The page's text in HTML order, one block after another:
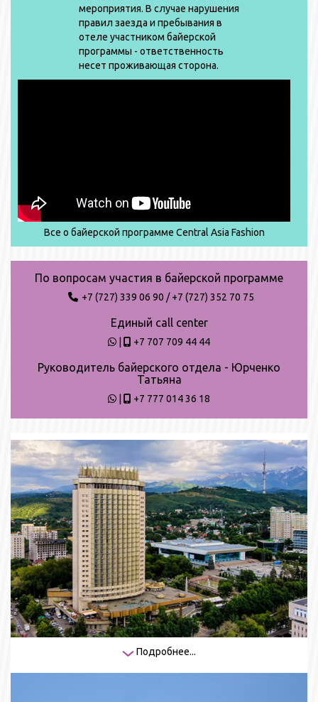
мероприятия. В случае нарушения
правил заезда и пребывания в
отеле участником байерской
программы - ответственность
несет проживающая сторона.
Все о байерской программе Central Asia Fashion
По вопросам участия в байерской программе
+7 (727) 339 06 90 /+7 (727) 352 70 75
Единый call center
+7 707 709 44 44
Руководитель байерского отдела - Юрченко
Татьяна
+7 777 014 36 18
Подробнее...